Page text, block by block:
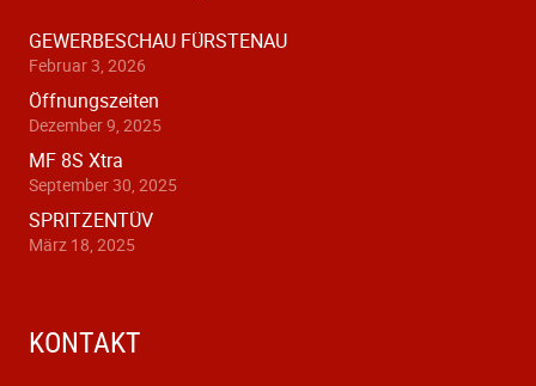
GEWERBESCHAU FÜRSTENAU
Februar 3, 2026
Öffnungszeiten
Dezember 9, 2025
MF 8S Xtra
September 30, 2025
SPRITZENTÜV
März 18, 2025
KONTAKT